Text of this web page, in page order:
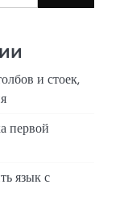
и стоек,
первой
язык с